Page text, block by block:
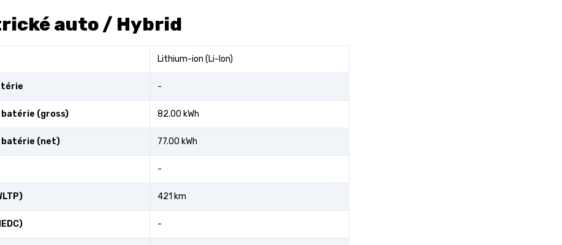
auto / Hybrid
Lithium-ion (Li-Ion)
-
batérie (gross) 82.00 kWh
batérie (net) 77.00 kWh
-
421 km
-